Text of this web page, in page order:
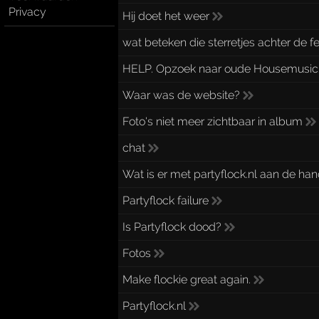
Privacy
Hij doet het weer
wat beteken die sterretjes achter de
HELP. Opzoek naar oude Housemusic.
Waar was de website?
Foto's niet meer zichtbaar in album
chat
Wat is er met partyflock.nl aan de
Partyflock failure
Is Partyflock dood?
Fotos
Make flockie great again.
Partyflock.nl